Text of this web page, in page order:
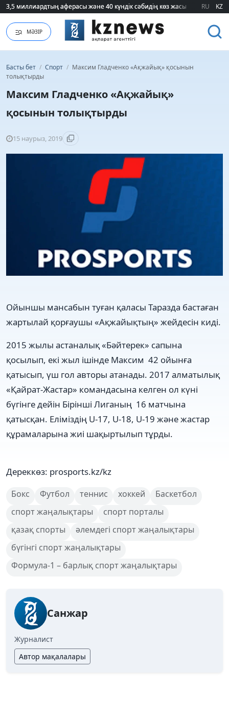
3,5 миллиардтың аферасы және 40 күндік сәбидің көз жасы:
3,5 миллиардтың аферасы және 40 күндік сәбидің көз жасы: RU KZ
МӘЗІР
Басты бет / Спорт / Максим Гладченко «Ақжайық» қосынын
толықтырды
Максим Гладченко «Ақжайық»
қосынын толықтырды
15 наурыз, 2019
Ойыншы мансабын туған қаласы Таразда бастаған
жартылай қорғаушы «Ақжайықтың» жейдесін киді.
2015 жылы астаналық «Бәйтерек» сапына
қосылып, екі жыл ішінде Максим 42 ойынға
қатысып, үш гол авторы атанады. 2017 алматылық
«Қайрат-Жастар» командасына келген ол күні
бүгінге дейін Бірінші Лиганың 16 матчына
қатысқан. Еліміздің U-17, U-18, U-19 және жастар
құрамаларына жиі шақыртылып тұрды.
Дереккөз: prosports.kz/kz
Бокс Футбол теннис хоккей
Баскетбол
спорт жаңалықтары
спорт порталы
қазақ спорты
әлемдегі спорт жаңалықтары
бүгінгі спорт жаңалықтары
Формула-1 – барлық спорт жаңалықтары
Санжар
Журналист
Автор мақалалары